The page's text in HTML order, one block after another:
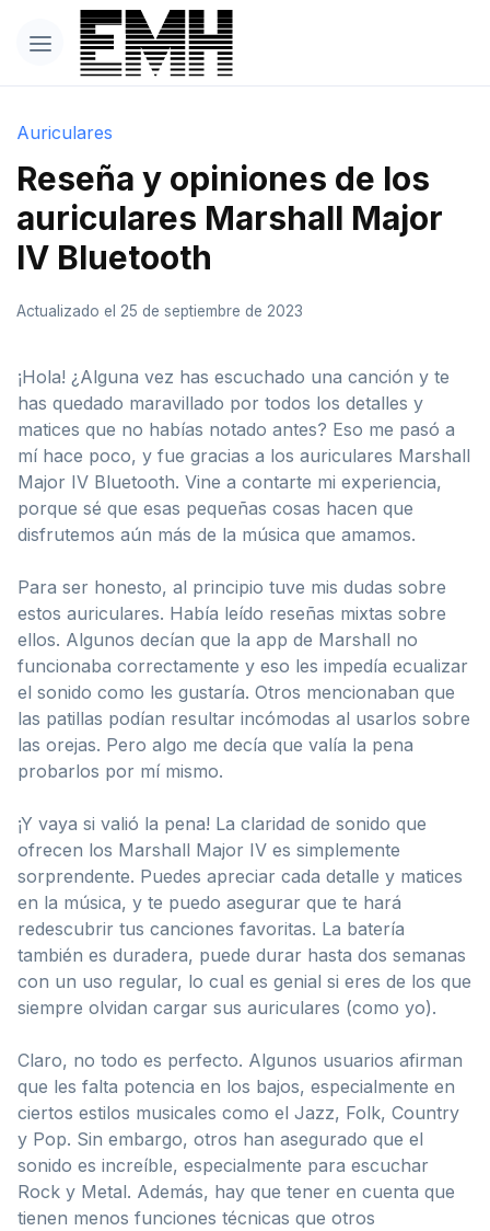
Auriculares
Reseña y opiniones de los
auriculares Marshall Major
IV Bluetooth
Actualizado el 25 de septiembre de 2023
¡Hola! ¿Alguna vez has escuchado una canción y te
has quedado maravillado por todos los detalles y
matices que no habías notado antes? Eso me pasó a
mí hace poco, y fue gracias a los auriculares Marshall
Major IV Bluetooth. Vine a contarte mi experiencia,
porque sé que esas pequeñas cosas hacen que
disfrutemos aún más de la música que amamos.
Para ser honesto, al principio tuve mis dudas sobre
estos auriculares. Había leído reseñas mixtas sobre
ellos. Algunos decían que la app de Marshall no
funcionaba correctamente y eso les impedía ecualizar
el sonido como les gustaría. Otros mencionaban que
las patillas podían resultar incómodas al usarlos sobre
las orejas. Pero algo me decía que valía la pena
probarlos por mí mismo.
¡Y vaya si valió la pena! La claridad de sonido que
ofrecen los Marshall Major IV es simplemente
sorprendente. Puedes apreciar cada detalle y matices
en la música, y te puedo asegurar que te hará
redescubrir tus canciones favoritas. La batería
también es duradera, puede durar hasta dos semanas
con un uso regular, lo cual es genial si eres de los que
siempre olvidan cargar sus auriculares (como yo).
Claro, no todo es perfecto. Algunos usuarios afirman
que les falta potencia en los bajos, especialmente en
ciertos estilos musicales como el Jazz, Folk, Country
y Pop. Sin embargo, otros han asegurado que el
sonido es increíble, especialmente para escuchar
Rock y Metal. Además, hay que tener en cuenta que
tienen menos funciones técnicas que otros